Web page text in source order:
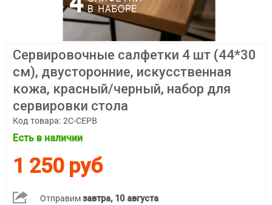
Сервировочные салфетки 4 шт (44*30
см), двусторонние, искусственная
кожа, красный/черный, набор для
сервировки стола
Код товара: 2С-СЕРВ
Есть в наличии
1 250 руб
Отправимзавтра, 10 августа